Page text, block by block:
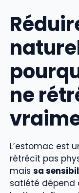
ne
L’estomac est
rétrécit pas
mais sa
satiété dépend